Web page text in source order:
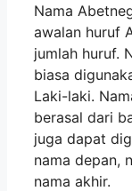
Nama
awalan huruf
jumlah huruf.
biasa
Laki-laki.
berasal dari
juga dapat
nama depan,
nama akhir.